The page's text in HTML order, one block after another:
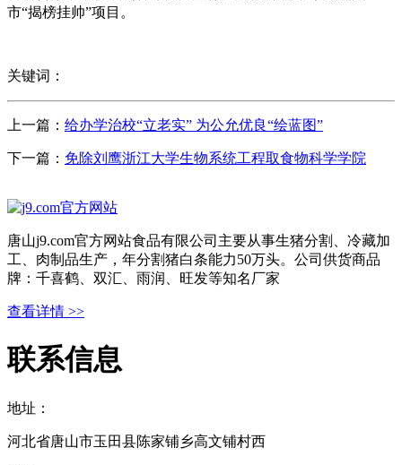
市“揭榜挂帅”项目。
关键词：
上一篇： 给办学治校“立老实” 为公允优良“绘蓝图”
下一篇： 免除刘鹰浙江大学生物系统工程取食物科学学院
唐山j9.com官方网站食品有限公司主要从事生猪分割、冷藏加
工、肉制品生产，年分割猪白条能力50万头。公司供货商品
牌：千喜鹤、双汇、雨润、旺发等知名厂家
查看详情 >>
联系信息
地址：
河北省唐山市玉田县陈家铺乡高文铺村西